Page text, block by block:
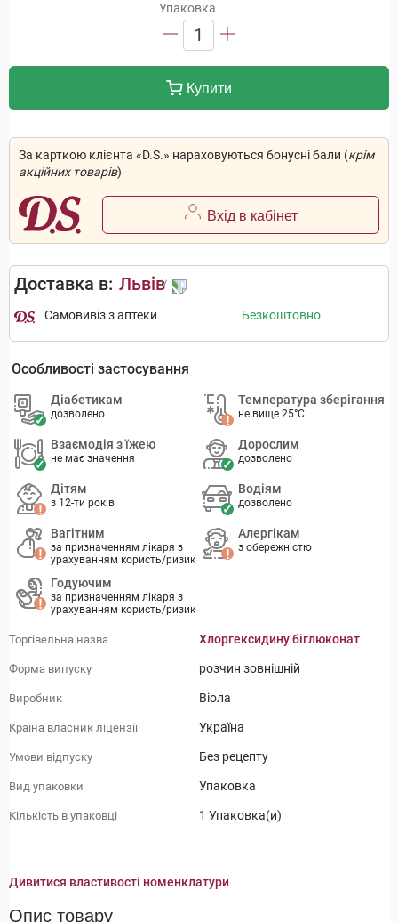
Упаковка
1
Купити
За карткою клієнта «D.S.» нараховуються бонусні бали (крім
акційних товарів)
Вхід в кабінет
Доставка в: Львів
Самовивіз з аптеки Безкоштовно
Особливості застосування
Діабетикам
дозволено
Температура зберігання
не вище 25°C
Взаємодія з їжею
не має значення
Дорослим
дозволено
Дітям
з 12-ти років
Водіям
дозволено
Вагітним
за призначенням лікаря з
урахуванням користь/ризик
Алергікам
з обережністю
Годуючим
за призначенням лікаря з
урахуванням користь/ризик
Торгівельна назва Хлоргексидину біглюконат
Форма випуску розчин зовнішній
Виробник Віола
Країна власник ліцензії Україна
Умови відпуску Без рецепту
Вид упаковки Упаковка
Кількість в упаковці 1 Упаковка(и)
Дивитися властивості номенклатури
Опис товару